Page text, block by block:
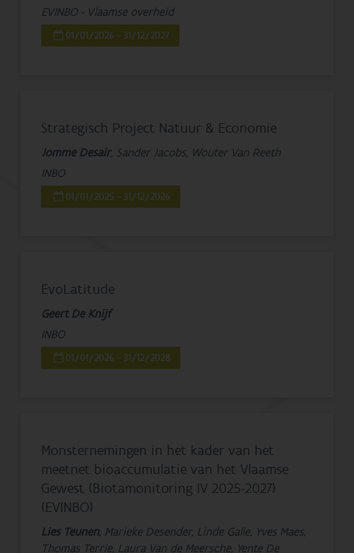
EVINBO - Vlaamse overheid
01/01/2026 - 31/12/2027
Strategisch Project Natuur & Economie
Jomme Desair, Sander Jacobs, Wouter Van Reeth
INBO
01/01/2025 - 31/12/2026
EvoLatitude
Geert De Knijf
INBO
01/01/2026 - 31/12/2028
Monsternemingen in het kader van het
meetnet bioaccumulatie van het Vlaamse
Gewest (Biotamonitoring IV 2025-2027)
(EVINBO)
Lies Teunen, Marieke Desender, Linde Galle, Yves Maes,
Thomas Terrie, Laura Van de Meersche, Yente De